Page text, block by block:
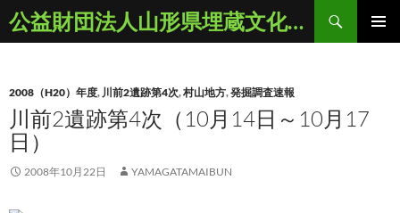
ン
ツ
ス
ッ
公益財団法人山形県埋蔵文化財センター
検
索
2008（H20）年度, 川前2遺跡第4次,村山地方,発掘調査速報
川前2遺跡第4次（10月14日～10月17
日）
2008年10月22日 YAMAGATAMAIBUN